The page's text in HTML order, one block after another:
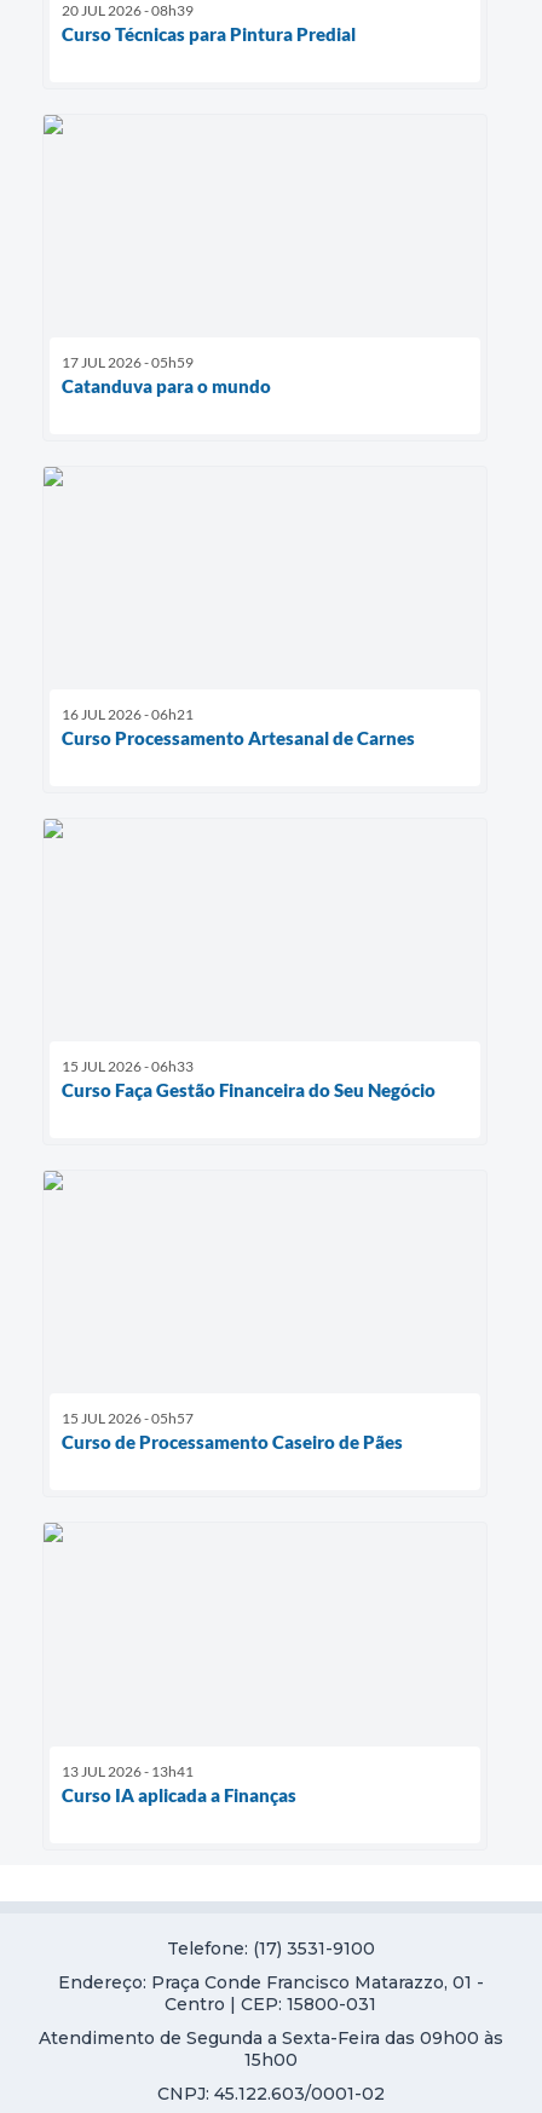
20 JUL 2026 - 08h39
Curso Técnicas para Pintura Predial
17 JUL 2026 - 05h59
Catanduva para o mundo
16 JUL 2026 - 06h21
Curso Processamento Artesanal de Carnes
15 JUL 2026 - 06h33
Curso Faça Gestão Financeira do Seu Negócio
15 JUL 2026 - 05h57
Curso de Processamento Caseiro de Pães
13 JUL 2026 - 13h41
Curso IA aplicada a Finanças
Telefone: (17) 3531-9100
Endereço: Praça Conde Francisco Matarazzo, 01 -
Centro | CEP: 15800-031
Atendimento de Segunda a Sexta-Feira das 09h00 às
15h00
CNPJ: 45.122.603/0001-02